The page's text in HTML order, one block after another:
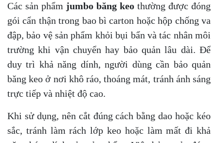
Các sản phẩm jumbo băng keo thường được đóng
gói cẩn thận trong bao bì carton hoặc hộp chống va
đập, bảo vệ sản phẩm khỏi bụi bẩn và tác nhân môi
trường khi vận chuyển hay bảo quản lâu dài. Để
duy trì khả năng dính, người dùng cần bảo quản
băng keo ở nơi khô ráo, thoáng mát, tránh ánh sáng
trực tiếp và nhiệt độ cao.
Khi sử dụng, nên cắt đúng cách bằng dao hoặc kéo
sắc, tránh làm rách lớp keo hoặc làm mất đi khả